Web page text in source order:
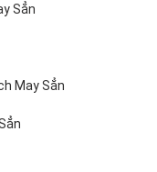
Sẳn
May Sẳn